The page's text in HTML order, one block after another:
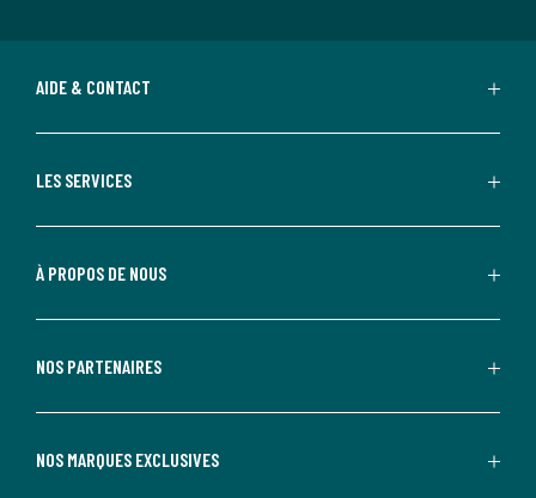
AIDE & CONTACT
LES SERVICES
À PROPOS DE NOUS
NOS PARTENAIRES
NOS MARQUES EXCLUSIVES